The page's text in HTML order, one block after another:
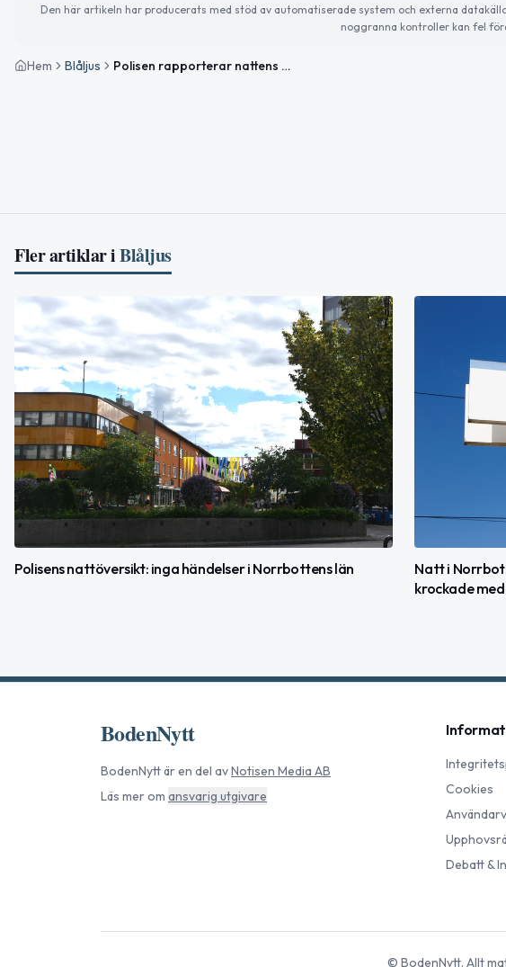
Den här artikeln har producerats med stöd av automatiserade system och externa
noggranna kontroller kan fel
Hem Blåljus Polisen rapporterar nattens händelser i Norrbottens län
Fler artiklar iBlåljus
Polisens nattöversikt: inga händelser i Norrbottens län
Natt i
krockade med
BodenNytt
BodenNyttär en del avNotisen Media AB
Läs mer om ansvarig utgivare
Cookies
Debatt &
© BodenNytt. Allt